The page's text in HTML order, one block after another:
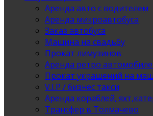
Аренда авто с водителем
Аренда микроавтобуса
Заказ автобуса
Машина на свадьбу
Прокат лимузинов
Аренда ретро
Прокат украшений на
V.I.P / бизнес такси
Аренда кораблей,
Трансфер в Толмачево